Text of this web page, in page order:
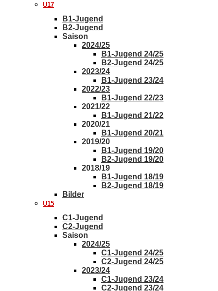
U17
B1-Jugend
B2-Jugend
Saison
2024/25
B1-Jugend 24/25
B2-Jugend 24/25
2023/24
B1-Jugend 23/24
2022/23
B1-Jugend 22/23
2021/22
B1-Jugend 21/22
2020/21
B1-Jugend 20/21
2019/20
B1-Jugend 19/20
B2-Jugend 19/20
2018/19
B1-Jugend 18/19
B2-Jugend 18/19
Bilder
U15
C1-Jugend
C2-Jugend
Saison
2024/25
C1-Jugend 24/25
C2-Jugend 24/25
2023/24
C1-Jugend 23/24
C2-Jugend 23/24